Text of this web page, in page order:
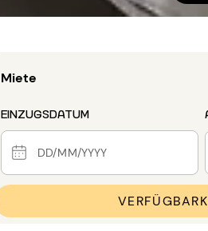
Miete
EINZUGSDATUM